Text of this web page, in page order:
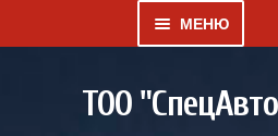
ТОО
МЕНЮ
меню